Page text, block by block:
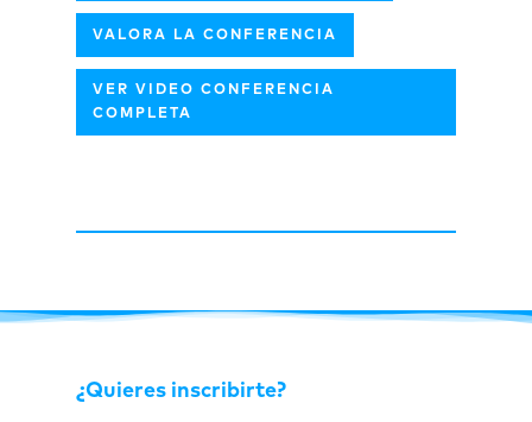
VALORA LA CONFERENCIA
VER VIDEO CONFERENCIA
COMPLETA
¿Quieres inscribirte?